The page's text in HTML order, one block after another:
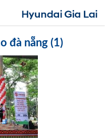
đà nẵng (1)